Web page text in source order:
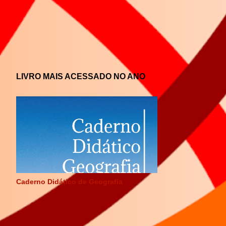
LIVRO MAIS ACESSADO NO ANO
Caderno Didático de Geografia